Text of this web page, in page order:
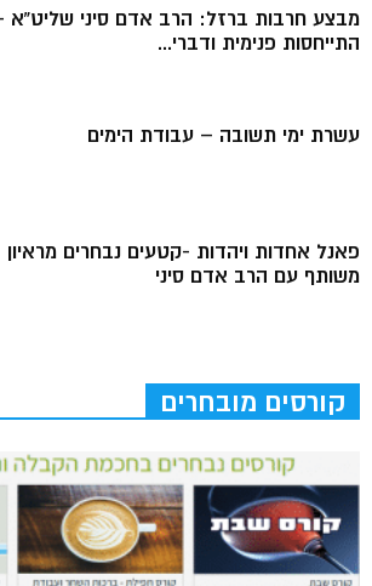
מבצע חרבות ברזל: הרב אדם סיני שליט”א
התייחסות פנימית ודברי...
עשרת ימי תשובה – עבודת הימים
פאנל אחדות ויהדות -קטעים נבחרים מראיון
משותף עם הרב אדם סיני
קורסים מובחרים